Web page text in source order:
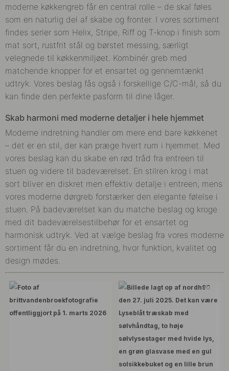
moderne køkkengreb får en central rolle – de skal føles
som en naturlig del af skabe og fronter. I vores sortiment
findes serier som Helix, Stripe, Riff og T-knop i finish som
mat sort, rustfrit stål og børstet messing, særligt
velegnede til køkkenmiljøet. Kombinér greb med
matchende knopper for et ensartet og gennemtænkt
udtryk. Vores beslag fås også i forskellige C/C-mål, så du
kan finde den perfekte pasform til dine låger.
Skab harmoni med moderne detaljer i hele hjemmet
Moderne indretning handler om mere end bare køkkenet
– det er en stil, der kan præge hvert rum i hjemmet. Med
vores beslag kan du skabe en rød tråd fra entreen til
stuen og videre til badeværelset. En stilren krog i mat
sort bliver en diskret men effektiv detalje i entreen, mens
vores moderne dørgreb forstærker den elegante følelse i
stuen. På badeværelset kan du matche beslag og kroge
med dit badeværelsestilbehør for et ensartet og
harmonisk udtryk. Ved at vælge beslag fra vores moderne
sortiment får du en indretning, hvor funktion, kvalitet og
design mødes.